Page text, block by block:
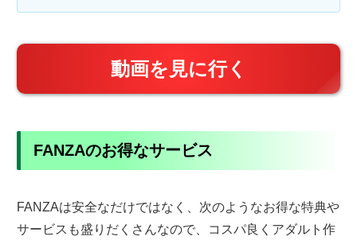
動画を見に行く
FANZAのお得なサービス
FANZAは安全なだけではなく、次のようなお得な特典や
サービスも盛りだくさんなので、コスパ良くアダルト作